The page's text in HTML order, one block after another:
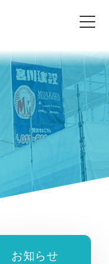
お知らせ